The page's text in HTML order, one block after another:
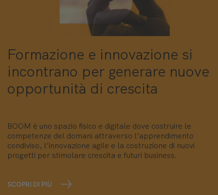
Formazione e innovazione si
incontrano per generare nuove
opportunità di crescita
BOOM è uno spazio fisico e digitale dove costruire le
competenze del domani attraverso l’apprendimento
condiviso, l’innovazione agile e la costruzione di nuovi
progetti per stimolare crescita e futuri business.
SCOPRI DI PIÙ